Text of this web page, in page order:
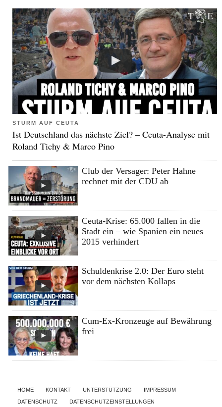
STURM AUF CEUTA
Ist Deutschland das nächste Ziel? – Ceuta-Analyse mit
Roland Tichy & Marco Pino
Club der Versager: Peter Hahne
rechnet mit der CDU ab
Ceuta-Krise: 65.000 fallen in die
Stadt ein – wie Spanien ein neues
2015 verhindert
Schuldenkrise 2.0: Der Euro steht
vor dem nächsten Kollaps
Cum-Ex-Kronzeuge auf Bewährung
frei
Skip to content
HOME KONTAKT UNTERSTÜTZUNG
IMPRESSUM
DATENSCHUTZ
DATENSCHUTZEINSTELLUNGEN